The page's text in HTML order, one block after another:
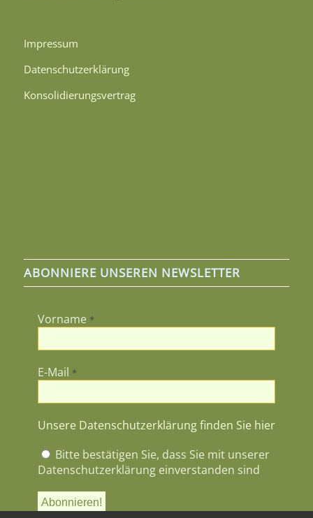
Impressum
Datenschutzerklärung
Konsolidierungsvertrag
ABONNIERE UNSEREN NEWSLETTER
Vorname *
E-Mail *
Unsere Datenschutzerklärung finden Sie hier
Bitte bestätigen Sie, dass Sie mit unserer
Datenschutzerklärung einverstanden sind